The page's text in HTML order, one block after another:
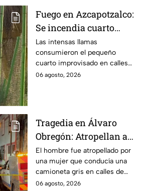
Fuego en Azcapotzalco:
Se incendia cuarto
improvisado en la
Industrial Vallejo;
rompen cadenas para
combatir las llamas
Las intensas llamas
consumieron el pequeño
cuarto improvisado en calles
de Azcapotzalco; bomberos
06 agosto, 2026
Tragedia en Álvaro
Obregón: Atropellan a
hombre en situación de
calle y queda prensado
en San Ángel, CDMX
El hombre fue atropellado por
una mujer que conducía una
camioneta gris en calles de
San Ángel; la responsable ya
06 agosto, 2026